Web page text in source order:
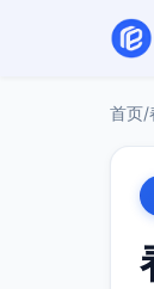
首页/